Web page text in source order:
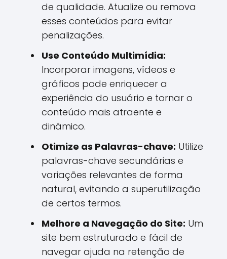
de qualidade. Atualize ou remova
esses conteúdos para evitar
penalizações.
Use Conteúdo Multimídia:
Incorporar imagens, vídeos e
gráficos pode enriquecer a
experiência do usuário e tornar o
conteúdo mais atraente e
dinâmico.
Otimize as Palavras-chave: Utilize
palavras-chave secundárias e
variações relevantes de forma
natural, evitando a superutilização
de certos termos.
Melhore a Navegação do Site: Um
site bem estruturado e fácil de
navegar ajuda na retenção de